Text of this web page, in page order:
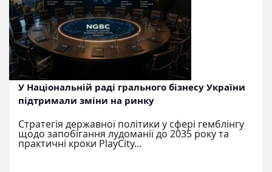
У Національній раді грального бізнесу України
підтримали зміни на ринку
Стратегія державної політики у сфері гемблінгу
щодо запобігання лудоманії до 2035 року та
практичні кроки PlayCity...